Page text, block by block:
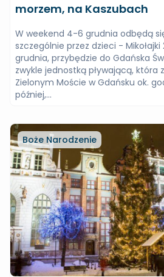
morzem, na Kaszubach
W weekend 4-6 grudnia odbędą
szczególnie przez dzieci -
grudnia, przybędzie do Gdańska
zwykle jednostką pływającą, która
Zielonym Moście w Gdańsku ok.
później,...
Boże Narodzenie